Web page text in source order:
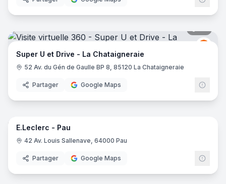
Super U et Drive - La Chataigneraie
52 Av. du Gén de Gaulle BP 8, 85120 La Chataigneraie
Partager Google Maps
41
E.Leclerc - Pau
42 Av. Louis Sallenave, 64000 Pau
Partager Google Maps